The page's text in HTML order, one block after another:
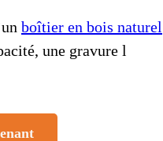
boîtier en bois naturel
une gravure l